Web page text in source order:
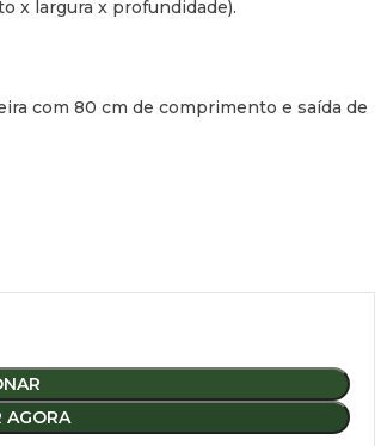
x largura x profundidade).
com 80 cm de comprimento e saída de
AGORA